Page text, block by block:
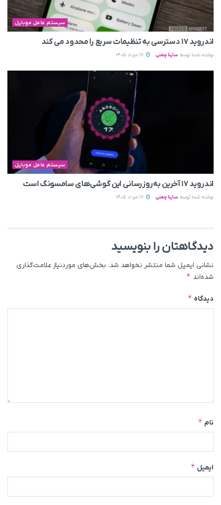
سیستم عامل موبایل
اندروید ۱۷ دسترسی به تنظیمات سریع را محدود می‌ کند
نوشته شده توسط ساینا چمنی
سیستم عامل موبایل
اندروید ۱۷ آخرین به‌روزرسانی این گوشی‌های سامسونگ است
نوشته شده توسط ساینا چمنی
دیدگاهتان را بنویسید
نشانی ایمیل شما منتشر نخواهد شد. بخش‌های موردنیاز علامت‌گذاری
شده‌اند *
دیدگاه *
نام *
ایمیل *